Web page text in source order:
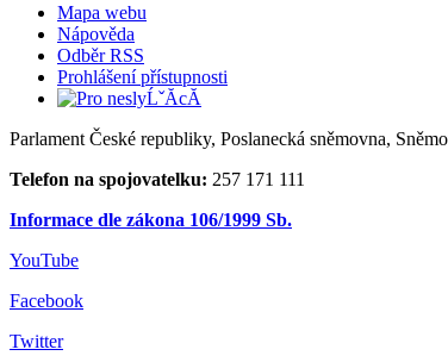
Mapa webu
Nápověda
Odběr RSS
Prohlášení přístupnosti
Parlament České republiky, Poslanecká sněmovna,
Telefon na spojovatelku: 257 171 111
Informace dle zákona 106/1999 Sb.
YouTube
Facebook
Twitter